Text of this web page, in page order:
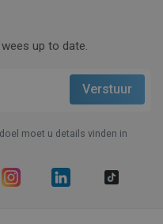
up to date.
moet u details vinden in